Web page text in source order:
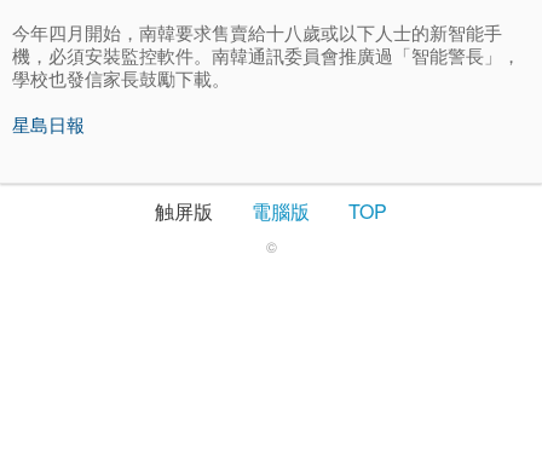
今年四月開始，南韓要求售賣給十八歲或以下人士的新智能手
機，必須安裝監控軟件。南韓通訊委員會推廣過「智能警長」，
學校也發信家長鼓勵下載。
星島日報
触屏版 電腦版 TOP
©